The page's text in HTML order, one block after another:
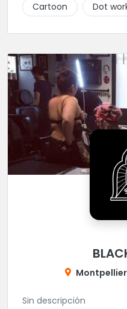
Cartoon
Dot
Montpellier
Sin descripción